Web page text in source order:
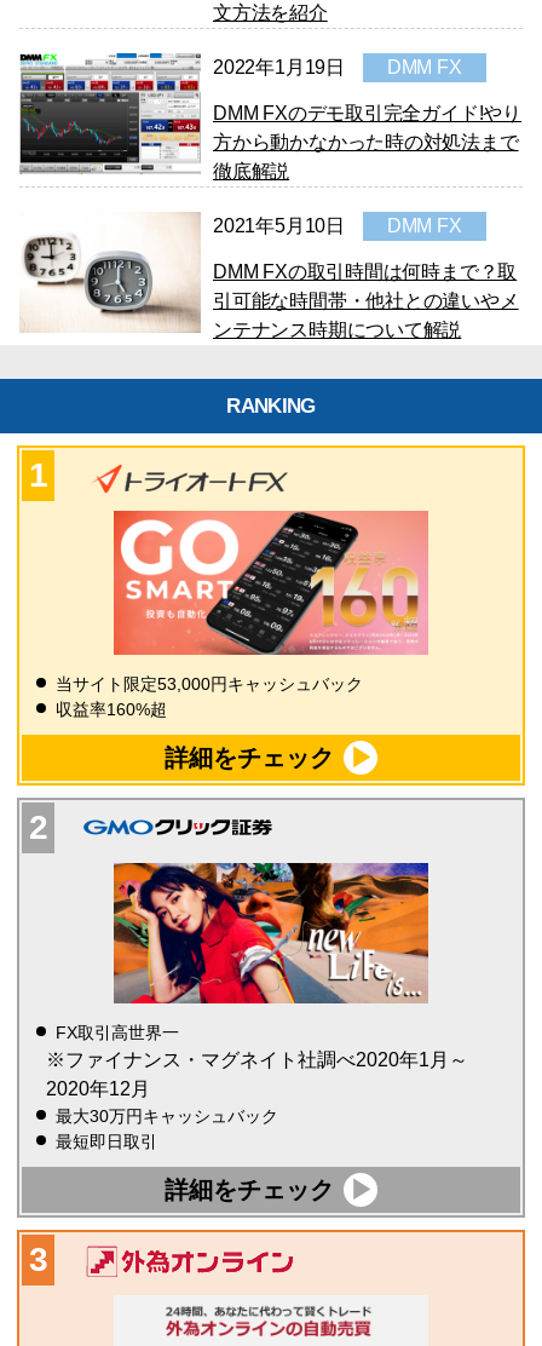
文方法を紹介
2022年1月19日 DMM FX
DMM FXのデモ取引完全ガイド!やり
方から動かなかった時の対処法まで
徹底解説
2021年5月10日 DMM FX
DMM FXの取引時間は何時まで？取
引可能な時間帯・他社との違いやメ
ンテナンス時期について解説
RANKING
当サイト限定53,000円キャッシュバック
収益率160%超
詳細をチェック
FX取引高世界一
※ファイナンス・マグネイト社調べ2020年1月～
2020年12月
最大30万円キャッシュバック
最短即日取引
詳細をチェック